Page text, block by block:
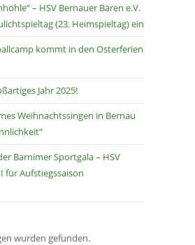
– HSV Bernauer Bären e.V.
(23. Heimspieltag) ein
kommt in den Osterferien
Jahr 2025!
Weihnachtssingen in Bernau
Barnimer Sportgala – HSV
für Aufstiegssaison
wurden gefunden.